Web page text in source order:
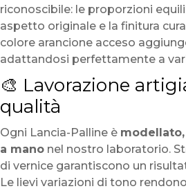
riconoscibile: le proporzioni
aspetto originale e la finitura
colore arancione acceso
adattandosi perfettamente a
🎨 Lavorazione
qualità
Ogni Lancia-Palline è
a mano nel nostro laboratorio.
di vernice garantiscono un
Le lievi variazioni di tono